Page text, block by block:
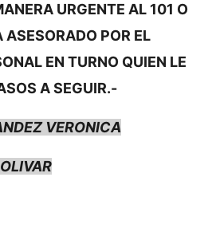
URGENTE AL 101 O
POR EL
EN TURNO QUIEN LE
A SEGUIR.-
VERONICA